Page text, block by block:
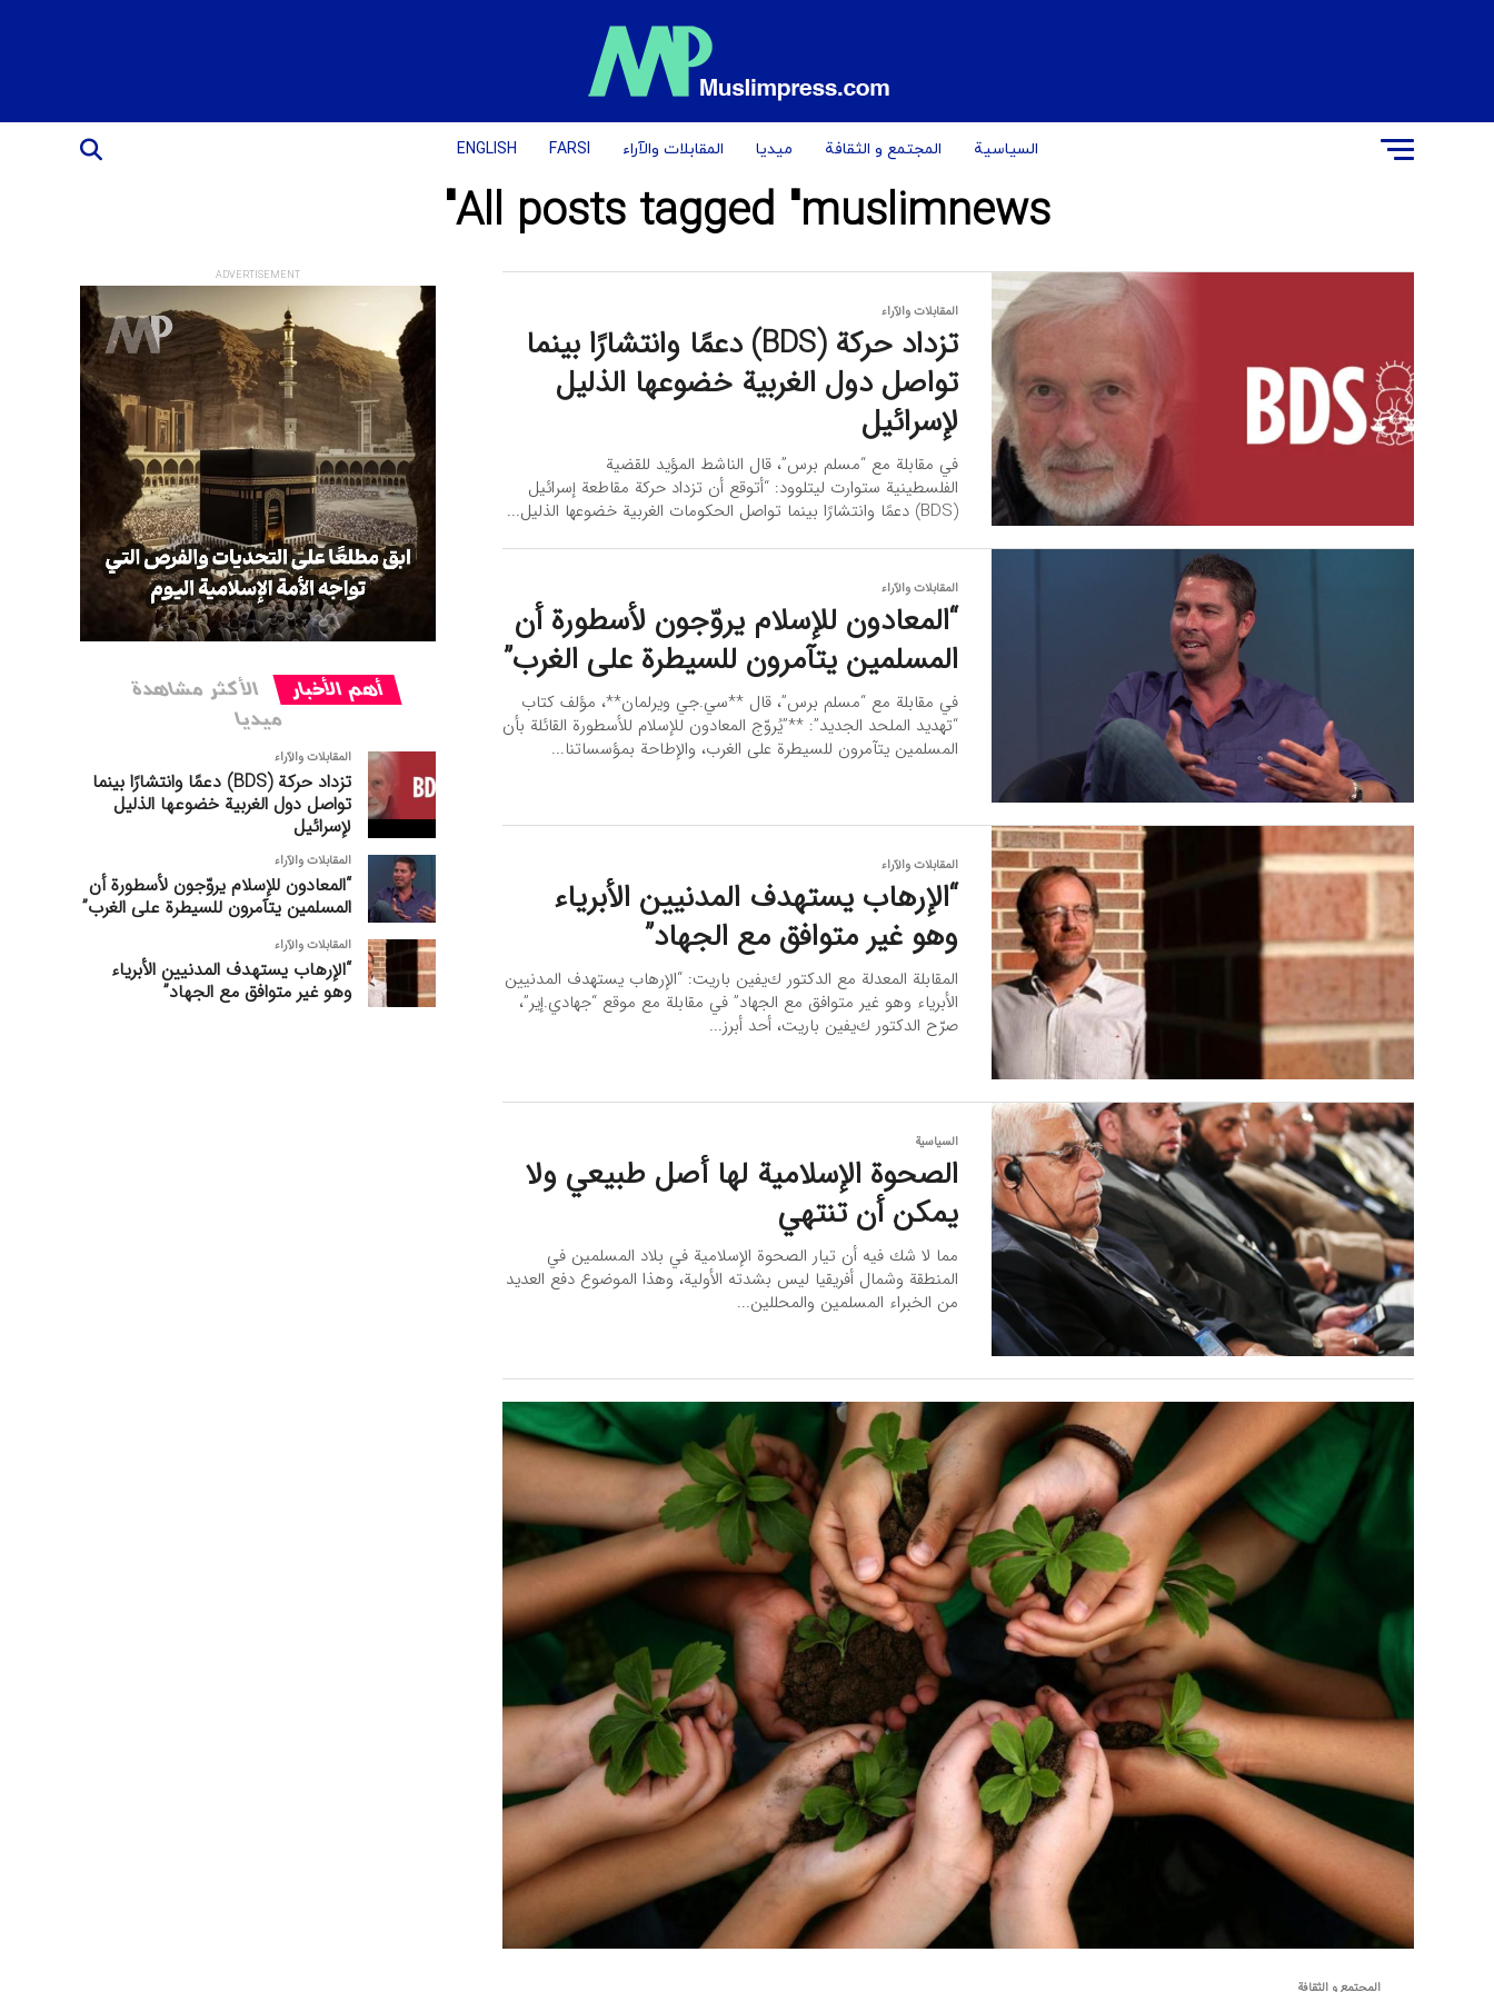
السیاسیة المجتمع و الثقافة میدیا المقابلات والآراء FARSI
ENGLISH
All posts tagged "muslimnews"
المقابلات والآراء
تزداد حركة (BDS) دعمًا وانتشارًا بينما
تواصل دول الغربیة خضوعها الذليل
لإسرائيل
في مقابلة مع “مسلم برس”، قال الناشط المؤيد للقضية
الفلسطينية ستوارت ليتلوود: “أتوقع أن تزداد حركة مقاطعة إسرائيل
(BDS) دعمًا وانتشارًا بينما تواصل الحكومات الغربية خضوعها الذليل...
المقابلات والآراء
“المعادون للإسلام يروّجون لأسطورة أن
المسلمين يتآمرون للسيطرة على الغرب”
في مقابلة مع “مسلم برس”، قال **سي.جي ويرلمان**، مؤلف كتاب
“تهديد الملحد الجديد”: **”يُروّج المعادون للإسلام للأسطورة القائلة بأن
المسلمين يتآمرون للسيطرة على الغرب، والإطاحة بمؤسساتنا...
المقابلات والآراء
“الإرهاب يستهدف المدنيين الأبرياء
وهو غير متوافق مع الجهاد”
المقابلة المعدلة مع الدكتور كﻳﻔﻴﻦ ﺑﺎﺭﻳﺖ: “الإرهاب يستهدف المدنيين
الأبرياء وهو غير متوافق مع الجهاد” في مقابلة مع موقع “جهادي.إير”،
صرّح الدكتور كﻳﻔﻴﻦ ﺑﺎﺭﻳﺖ، أحد أبرز...
السیاسیة
الصحوة الإسلامية لها أصل طبيعي ولا
يمكن أن تنتهي
مما لا شك فيه أن تيار الصحوة الإسلامية في بلاد المسلمين في
المنطقة وشمال أفريقيا ليس بشدته الأولية، وهذا الموضوع دفع العديد
من الخبراء المسلمين والمحللين...
المجتمع و الثقافة
ADVERTISEMENT
أهم الأخبار
الأکثر مشاهدة
میدیا
المقابلات والآراء
تزداد حركة (BDS) دعمًا وانتشارًا بينما
تواصل دول الغربیة خضوعها الذليل
لإسرائيل
المقابلات والآراء
“المعادون للإسلام يروّجون لأسطورة أن
المسلمين يتآمرون للسيطرة على الغرب”
المقابلات والآراء
“الإرهاب يستهدف المدنيين الأبرياء
وهو غير متوافق مع الجهاد”